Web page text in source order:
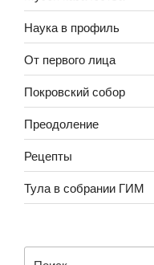
Наука в профиль
От первого лица
Покровский собор
Преодоление
Рецепты
Тула в собрании ГИМ